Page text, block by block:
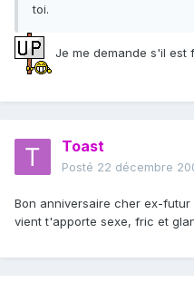
toi.
Je me demande s'il est
Toast
Posté 22 décembre
Bon anniversaire cher ex-
vient t'apporte sexe, fric et